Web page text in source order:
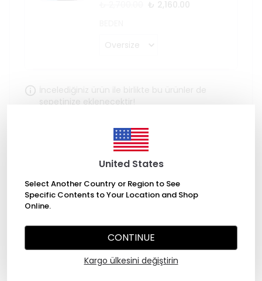
United States
Select Another Country or Region to See
Specific Contents to Your Location and Shop
Online.
CONTINUE
Kargo ülkesini değiştirin
İncelediğiniz ürün ile birlikte bu ürünler de
sepetinize eklenecektir!
₺ 2,340.00
Stoğa Gelince Haber Ver